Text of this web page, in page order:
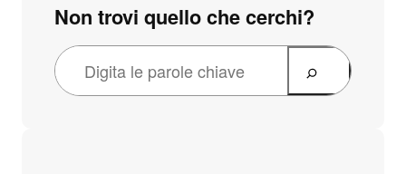
Non trovi quello che cerchi?